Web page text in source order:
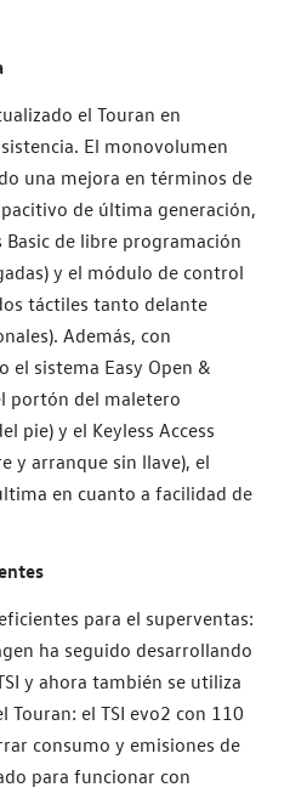
el Touran en
El monovolumen
una mejora en términos de
de última generación,
de libre programación
y el módulo de control
táctiles tanto delante
Además, con
el sistema Easy Open &
portón del maletero
pie) y el Keyless Access
y arranque sin llave), el
en cuanto a facilidad de
para el superventas:
ha seguido desarrollando
y ahora también se utiliza
el TSI evo2 con 110
consumo y emisiones de
para funcionar con